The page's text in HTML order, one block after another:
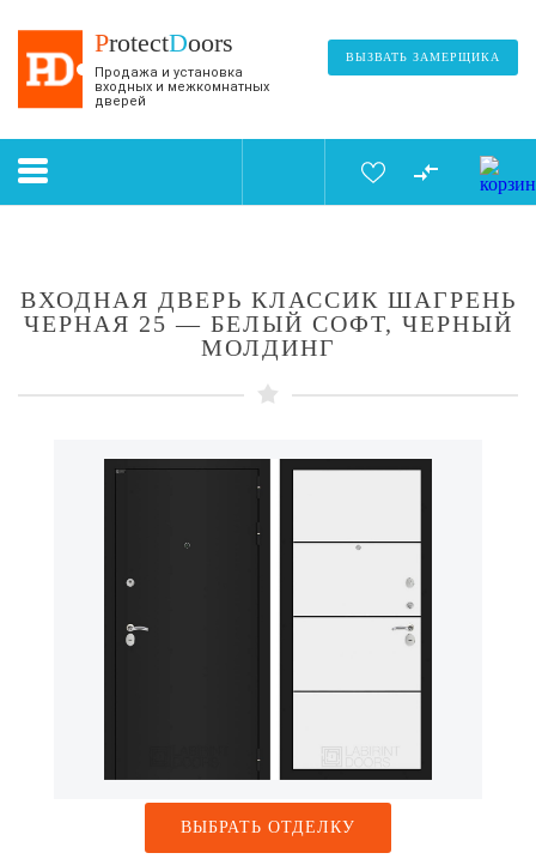
ProtectDoors
Продажа и установка
входных и межкомнатных
дверей
ВЫЗВАТЬ ЗАМЕРЩИКА
ВХОДНАЯ ДВЕРЬ КЛАССИК ШАГРЕНЬ
ЧЕРНАЯ 25 — БЕЛЫЙ СОФТ, ЧЕРНЫЙ
МОЛДИНГ
ВЫБРАТЬ ОТДЕЛКУ